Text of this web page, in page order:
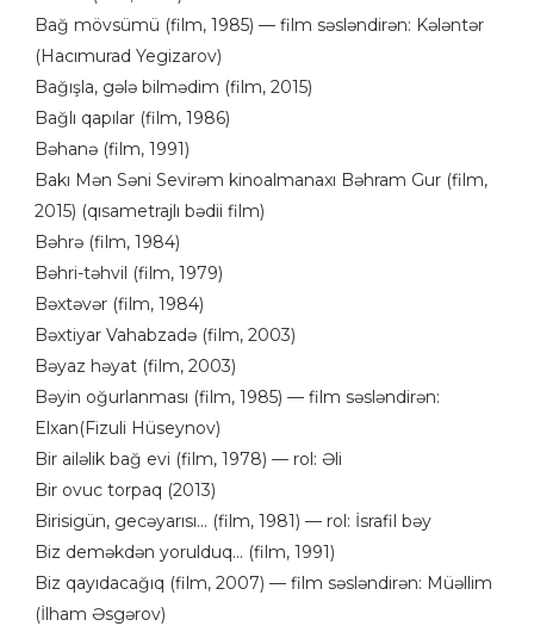
Bağ mövsümü (film, 1985) — film səsləndirən: Kələntər
(Hacımurad Yegizarov)
Bağışla, gələ bilmədim (film, 2015)
Bağlı qapılar (film, 1986)
Bəhanə (film, 1991)
Bakı Mən Səni Sevirəm kinoalmanaxı Bəhram Gur (film,
2015) (qısametrajlı bədii film)
Bəhrə (film, 1984)
Bəhri-təhvil (film, 1979)
Bəxtəvər (film, 1984)
Bəxtiyar Vahabzadə (film, 2003)
Bəyaz həyat (film, 2003)
Bəyin oğurlanması (film, 1985) — film səsləndirən:
Elxan(Fizuli Hüseynov)
Bir ailəlik bağ evi (film, 1978) — rol: Əli
Bir ovuc torpaq (2013)
Birisigün, gecəyarısı... (film, 1981) — rol: İsrafil bəy
Biz deməkdən yorulduq... (film, 1991)
Biz qayıdacağıq (film, 2007) — film səsləndirən: Müəllim
(İlham Əsgərov)